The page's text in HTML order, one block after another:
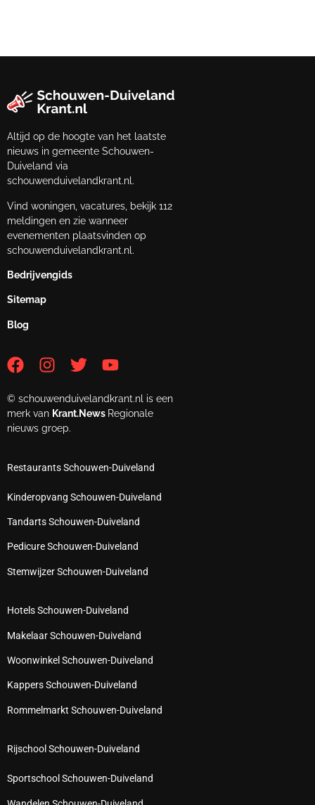
Altijd op de hoogte van het laatste
nieuws in gemeente Schouwen-
Duiveland via
schouwenduivelandkrant.nl.
Vind woningen, vacatures, bekijk 112
meldingen en zie wanneer
evenementen plaatsvinden op
schouwenduivelandkrant.nl.
Bedrijvengids
Sitemap
Blog
© schouwenduivelandkrant.nl is een
merk van Krant.News Regionale
nieuws groep.
Restaurants Schouwen-Duiveland
Kinderopvang Schouwen-Duiveland
Tandarts Schouwen-Duiveland
Pedicure Schouwen-Duiveland
Stemwijzer Schouwen-Duiveland
Hotels Schouwen-Duiveland
Makelaar Schouwen-Duiveland
Woonwinkel Schouwen-Duiveland
Kappers Schouwen-Duiveland
Rommelmarkt Schouwen-Duiveland
Rijschool Schouwen-Duiveland
Sportschool Schouwen-Duiveland